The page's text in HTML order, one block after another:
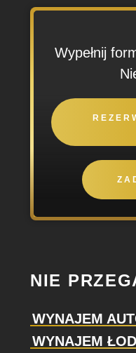
Wypełnij
NIE
WYNAJEM
WYNAJEM